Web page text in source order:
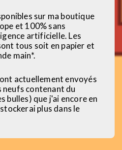
sur ma boutique
et 100% sans
artificielle. Les
tous soit en papier et
main*.
actuellement envoyés
neufs contenant du
bulles) que j'ai encore en
plus dans le